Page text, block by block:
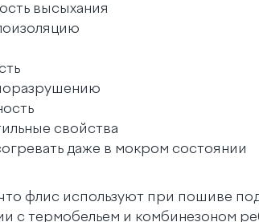
высыхания
свойства
даже в мокром состоянии
флис используют при пошиве
с термобельем и комбинезоном